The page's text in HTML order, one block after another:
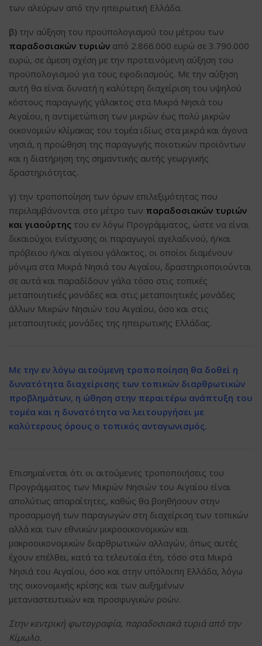
των αλεύρων από την ηπειρωτική Ελλάδα.
β) την αύξηση του προϋπολογισμού του μέτρου των
παραδοσιακών τυριών από 2.866.000 ευρώ σε 3.790.000
ευρώ, σε άμεση σχέση με την προτεινόμενη αύξηση του
προϋπολογισμού για τους εφοδιασμούς. Με την αύξηση
αυτή θα είναι δυνατή η καλύτερη διαχείριση του υψηλού
κόστους παραγωγής γάλακτος στα Μικρά Νησιά του
Αιγαίου, η αντιμετώπιση των μικρών έως πολύ μικρών
οικονομιών κλίμακας του τομέα ιδίως στα μικρά και άγονα
νησιά, η προώθηση της παραγωγής ποιοτικών προϊόντων
και η διατήρηση της σημαντικής αυτής γεωργικής
δραστηριότητας.
γ) την τροποποίηση των όρων επιλεξιμότητας που
περιλαμβάνονται στο μέτρο των παραδοσιακών τυριών
και γιαούρτης του εν λόγω Προγράμματος, ώστε να είναι
δικαιούχοι ενίσχυσης οι παραγωγοί αγελαδινού, ή/και
πρόβειου ή/και αίγειου γάλακτος, οι οποίοι διαμένουν
μόνιμα στα Μικρά Νησιά του Αιγαίου, δραστηριοποιούνται
σε αυτά και παραδίδουν γάλα τόσο στις τοπικές
μεταποιητικές μονάδες και στις μεταποιητικές μονάδες
άλλων Μικρών Νησιών του Αιγαίου, όσο και στις
μεταποιητικές μονάδες της ηπειρωτικής Ελλάδας.
Με την εν λόγω αιτούμενη τροποποίηση θα δοθεί η
δυνατότητα διαχείρισης των τοπικών διαρθρωτικών
προβλημάτων, η ώθηση στην περαιτέρω ανάπτυξη του
τομέα και η δυνατότητα να λειτουργήσει με
καλύτερους όρους ο τοπικός ανταγωνισμός.
Επισημαίνεται ότι οι αιτούμενες τροποποιήσεις του
Προγράμματος των Μικρών Νησιών του Αιγαίου είναι
απολύτως απαραίτητες, καθώς θα βοηθήσουν στην
προσαρμογή των παραγωγών στη διαχείριση των τοπικών
αλλά και των εθνικών μικροοικονομικών και
μακροοικονομικών διαρθρωτικών αλλαγών, όπως αυτές
έχουν επέλθει, κατά τα τελευταία έτη, τόσο στα Μικρά
Νησιά του Αιγαίου, όσο και στην υπόλοιπη Ελλάδα, λόγω
της οικονομικής κρίσης και των αυξημένων
μεταναστευτικών και προσφυγικών ροών.
Στην κεντρική φωτογραφία, παραδοσιακά τυριά από την
Κίμωλο.